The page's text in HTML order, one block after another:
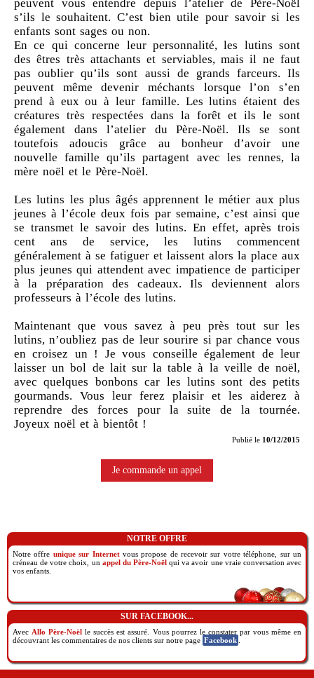
peuvent vous entendre depuis l’atelier de Père-Noël
s’ils le souhaitent. C’est bien utile pour savoir si les
enfants sont sages ou non.
En ce qui concerne leur personnalité, les lutins sont
des êtres très attachants et serviables, mais il ne faut
pas oublier qu’ils sont aussi de grands farceurs. Ils
peuvent même devenir méchants lorsque l’on s’en
prend à eux ou à leur famille. Les lutins étaient des
créatures très respectées dans la forêt et ils le sont
également dans l’atelier du Père-Noël. Ils se sont
toutefois adoucis grâce au bonheur d’avoir une
nouvelle famille qu’ils partagent avec les rennes, la
mère noël et le Père-Noël.
Les lutins les plus âgés apprennent le métier aux plus
jeunes à l’école deux fois par semaine, c’est ainsi que
se transmet le savoir des lutins. En effet, après trois
cent ans de service, les lutins commencent
généralement à se fatiguer et laissent alors la place aux
plus jeunes qui attendent avec impatience de participer
à la préparation des cadeaux. Ils deviennent alors
professeurs à l’école des lutins.
Maintenant que vous savez à peu près tout sur les
lutins, n’oubliez pas de leur sourire si par chance vous
en croisez un ! Je vous conseille également de leur
laisser un bol de lait sur la table à la veille de noël,
avec quelques bonbons car les lutins sont des petits
gourmands. Vous leur ferez plaisir et les aiderez à
reprendre des forces pour la suite de la tournée.
Joyeux noël et à bientôt !
Publié le 10/12/2015
Je commande un appel
NOTRE OFFRE
Notre offre unique sur Internetvous propose de recevoir sur votre téléphone, sur un
créneau de votre choix, un appel du Père-Noël qui va avoir une vraie conversation avec
vos enfants.
SUR FACEBOOK...
Avec Allo Père-Noël le succès est assuré. Vous pourrez le constater par vous même en
découvrant les commentaires de nos clients sur notre page Facebook